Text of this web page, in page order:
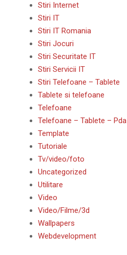
Stiri Internet
Stiri IT
Stiri IT Romania
Stiri Jocuri
Stiri Securitate IT
Stiri Servicii IT
Stiri Telefoane – Tablete
Tablete si telefoane
Telefoane
Telefoane – Tablete – Pda
Template
Tutoriale
Tv/video/foto
Uncategorized
Utilitare
Video
Video/Filme/3d
Wallpapers
Webdevelopment